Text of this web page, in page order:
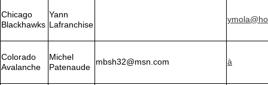
Chicago
Blackhawks
Yann
Lafranchise
Colorado
Avalanche
Michel
Patenaude
mbsh32@msn.com à